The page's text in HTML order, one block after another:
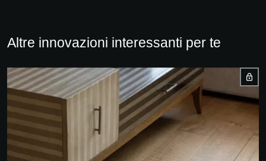
Altre innovazioni interessanti per te